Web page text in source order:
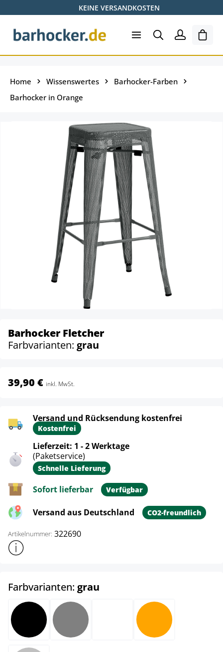
Zum Hauptinhalt springenKEINE VERSANDKOSTEN
Home Wissenswertes
Barhocker-Farben
Barhocker in Orange
Barhocker Fletcher
Farbvarianten: grau
39,90 € inkl. MwSt.
Versand und Rücksendung kostenfrei
Kostenfrei
Lieferzeit: 1 - 2 Werktage
(Paketservice)
Schnelle Lieferung
Sofort lieferbar Verfügbar
Versand aus Deutschland CO2-freundlich
Artikelnummer: 322690
Weitere Produktinformationen anzeigen
Farbvarianten: grau
schwarz orange